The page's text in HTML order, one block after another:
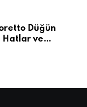
Düğün
Hatlar ve